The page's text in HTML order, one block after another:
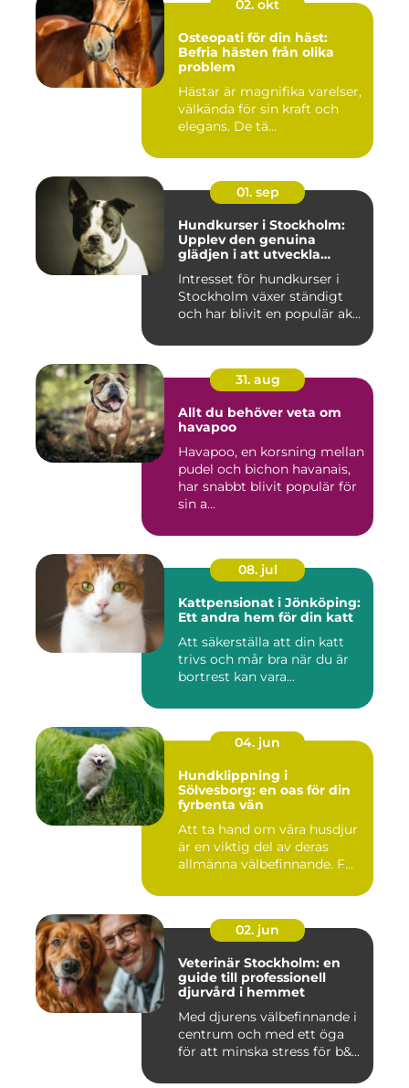
02. okt
Osteopati för din häst:
Befria hästen från olika
problem
Hästar är magnifika varelser,
välkända för sin kraft och
elegans. De tä...
01. sep
Hundkurser i Stockholm:
Upplev den genuina
glädjen i att utveckla
kommunikation med din
hund
Intresset för hundkurser i
Stockholm växer ständigt
och har blivit en populär ak...
31. aug
Allt du behöver veta om
havapoo
Havapoo, en korsning mellan
pudel och bichon havanais,
har snabbt blivit populär för
sin a...
08. jul
Kattpensionat i Jönköping:
Ett andra hem för din katt
Att säkerställa att din katt
trivs och mår bra när du är
bortrest kan vara...
04. jun
Hundklippning i
Sölvesborg: en oas för din
fyrbenta vän
Att ta hand om våra husdjur
är en viktig del av deras
allmänna välbefinnande. F...
02. jun
Veterinär Stockholm: en
guide till professionell
djurvård i hemmet
Med djurens välbefinnande i
centrum och med ett öga
för att minska stress för b&...